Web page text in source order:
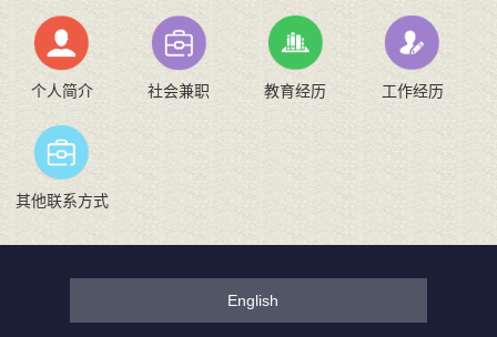
个人简介 社会兼职 教育经历 工作经历
其他联系方式
English